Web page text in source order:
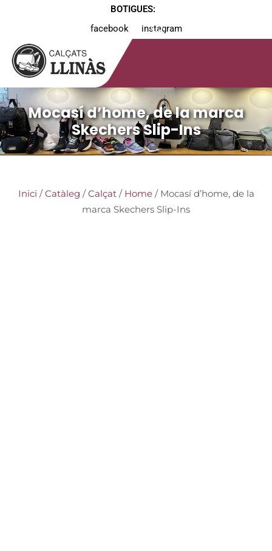
BOTIGUES:
facebook
instagram
Mocasí d’home, de la marca
Skechers Slip-Ins
Inici /Catàleg /Calçat/ Home/ Mocasí d’home, de la
marca Skechers Slip-Ins